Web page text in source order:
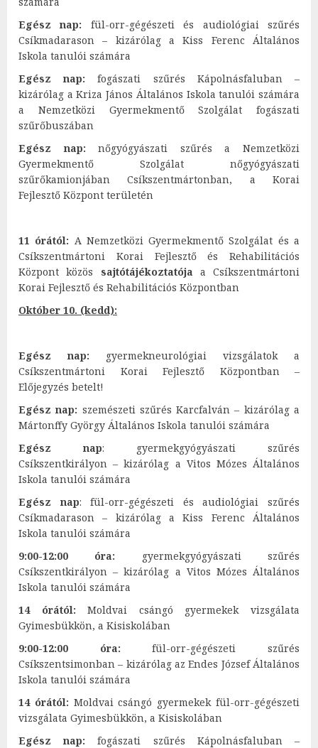
Egész nap: fül-orr-gégészeti és audiológiai szűrés
Csíkmadarason – kizárólag a Kiss Ferenc Általános
Iskola tanulói számára
Egész nap:fogászati szűrés Kápolnásfaluban –
kizárólag a Kriza János Általános Iskola tanulói számára
a Nemzetközi Gyermekmentő Szolgálat fogászati
szűrőbuszában
Egész nap:nőgyógyászati szűrés a Nemzetközi
Gyermekmentő Szolgálat nőgyógyászati
szűrőkamionjában Csíkszentmártonban, a Korai
Fejlesztő Központ területén
11 órától: A Nemzetközi Gyermekmentő Szolgálat és a
Csíkszentmártoni Korai Fejlesztő és Rehabilitációs
Központ közös sajtótájékoztatója a Csíkszentmártoni
Korai Fejlesztő és Rehabilitációs Központban
Október 10. (kedd):
Egész nap: gyermekneurológiai vizsgálatok a
Csíkszentmártoni Korai Fejlesztő Központban –
Előjegyzés betelt!
Egész nap: szemészeti szűrés Karcfalván – kizárólag a
Mártonffy György Általános Iskola tanulói számára
Egész nap: gyermekgyógyászati szűrés
Csíkszentkirályon – kizárólag a Vitos Mózes Általános
Iskola tanulói számára
Egész nap: fül-orr-gégészeti és audiológiai szűrés
Csíkmadarason – kizárólag a Kiss Ferenc Általános
Iskola tanulói számára
9:00-12:00 óra: gyermekgyógyászati szűrés
Csíkszentkirályon – kizárólag a Vitos Mózes Általános
Iskola tanulói számára
14 órától: Moldvai csángó gyermekek vizsgálata
Gyimesbükkön, a Kisiskolában
9:00-12:00
óra: fül-orr-gégészeti szűrés
Csíkszentsimonban – kizárólag az Endes József Általános
Iskola tanulói számára
14 órától: Moldvai csángó gyermekek fül-orr-gégészeti
vizsgálata Gyimesbükkön, a Kisiskolában
Egész nap:fogászati szűrés Kápolnásfaluban –